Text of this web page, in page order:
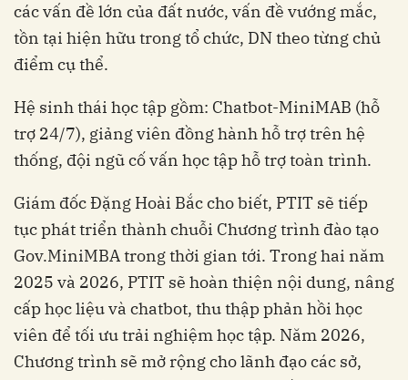
các vấn đề lớn của đất nước, vấn đề vướng mắc,
tồn tại hiện hữu trong tổ chức, DN theo từng chủ
điểm cụ thể.
Hệ sinh thái học tập gồm: Chatbot-MiniMAB (hỗ
trợ 24/7), giảng viên đồng hành hỗ trợ trên hệ
thống, đội ngũ cố vấn học tập hỗ trợ toàn trình.
Giám đốc Đặng Hoài Bắc cho biết, PTIT sẽ tiếp
tục phát triển thành chuỗi Chương trình đào tạo
Gov.MiniMBA trong thời gian tới. Trong hai năm
2025 và 2026, PTIT sẽ hoàn thiện nội dung, nâng
cấp học liệu và chatbot, thu thập phản hồi học
viên để tối ưu trải nghiệm học tập. Năm 2026,
Chương trình sẽ mở rộng cho lãnh đạo các sở,